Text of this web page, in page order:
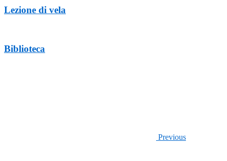
Lezione di vela
Biblioteca
Previous